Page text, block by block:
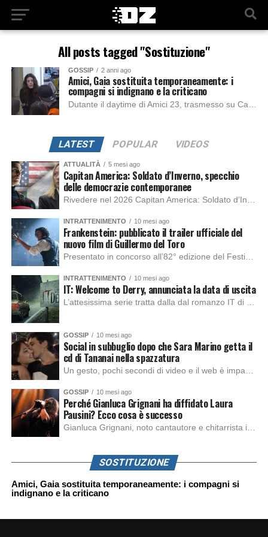
All posts tagged "Sostituzione"
GOSSIP 2 anni ago
Amici, Gaia sostituita temporaneamente: i
compagni si indignano e la criticano
LATEST POPULAR VIDEOS
ATTUALITÀ 5 mesi ago
Capitan America: Soldato d’Inverno, specchio
delle democrazie contemporanee
INTRATTENIMENTO 10 mesi ago
Frankenstein: pubblicato il trailer ufficiale del
nuovo film di Guillermo del Toro
INTRATTENIMENTO 10 mesi ago
IT: Welcome to Derry, annunciata la data di uscita
GOSSIP 10 mesi ago
Social in subbuglio dopo che Sara Marino getta il
cd di Tananai nella spazzatura
GOSSIP 10 mesi ago
Perché Gianluca Grignani ha diffidato Laura
Pausini? Ecco cosa è successo
SOSTITUZIONE
Amici, Gaia sostituita temporaneamente: i compagni si
indignano e la criticano